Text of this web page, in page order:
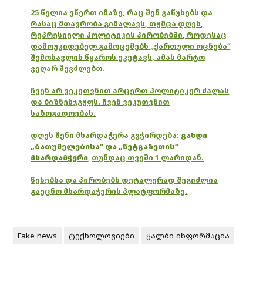
25 წელია ვწერთ იმაზე, რაც შენ გაწუხებს და
რასაც მთავრობა გიმალავს, თუმცა დღეს,
რეპრესიული პოლიტიკის პირობებში, როდესაც
დამოუკიდებელ გამოცემებს „ქართული ოცნება“
შემოსავლის წყაროს უკეტავს, ამას მარტო
ვეღარ შევძლებთ.
ჩვენ არ ვეკუთვნით არცერთ პოლიტიკურ ძალას
და ბიზნესჯგუფს. ჩვენ ვეკუთვნით
საზოგადოებას.
დღეს შენი მხარდაჭერა გვჭირდება: გახდი
„ბათუმელებისა“ და „ნეტგაზეთის“
მხარდამჭერი, თუნდაც თვეში 1 ლარიდან.
წესებსა და პირობებს დეტალურად შეგიძლია
გაეცნო მხარდაჭერის პლატფორმაზე.
Fake news ტექნოლოგიები ყალბი ინფორმაცია